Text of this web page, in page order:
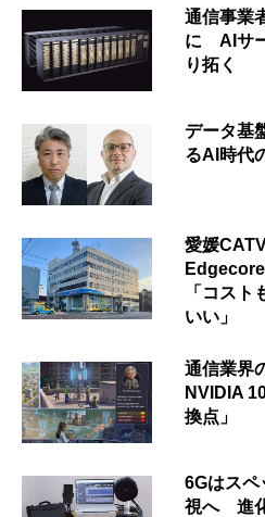
通信事業
に AIサ
り拓く
データ基
るAI時代
愛媛
「コス
いい」
通信業界
NVIDIA
換点」
6Gはスペ
視へ 進